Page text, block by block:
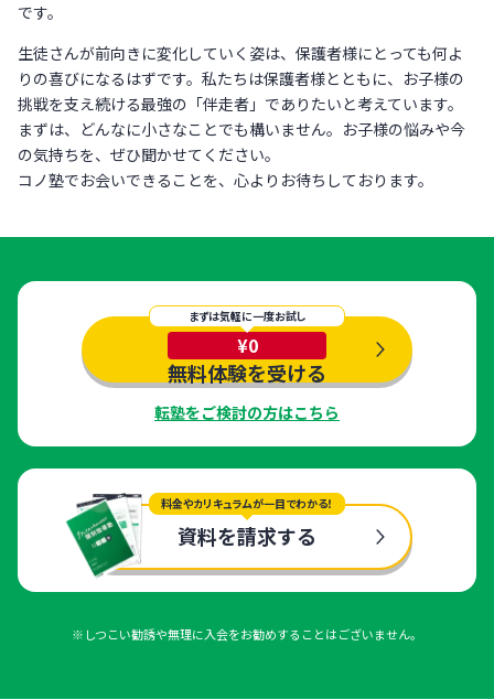
です。
生徒さんが前向きに変化していく姿は、保護者様にとっても何よ
りの喜びになるはずです。私たちは保護者様とともに、お子様の
挑戦を支え続ける最強の「伴走者」でありたいと考えています。
まずは、どんなに小さなことでも構いません。お子様の悩みや今
の気持ちを、ぜひ聞かせてください。
コノ塾でお会いできることを、心よりお待ちしております。
まずは気軽に一度お試し
¥0
無料体験を受ける
転塾をご検討の方はこちら
料金やカリキュラムが一目でわかる！
資料を請求する
※しつこい勧誘や無理に入会をお勧めすることはございません。